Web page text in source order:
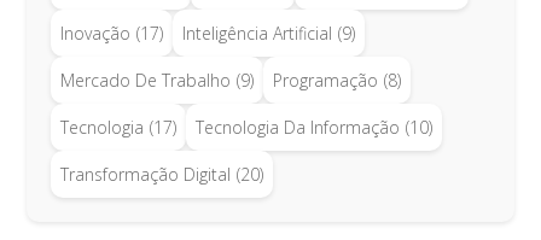
Inovação (17) Inteligência Artificial (9)
Mercado De Trabalho (9) Programação (8)
Tecnologia (17) Tecnologia Da Informação (10)
Transformação Digital (20)